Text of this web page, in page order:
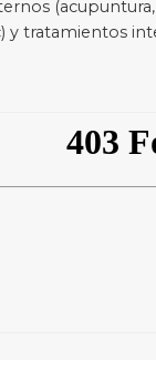
y tratamientos